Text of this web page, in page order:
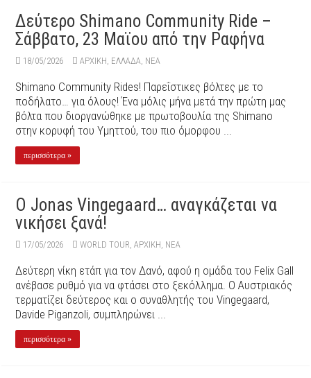
Δεύτερo Shimano Community Ride –
Σάββατο, 23 Μαϊου από την Ραφήνα
18/05/2026 ΑΡΧΙΚΉ, ΕΛΛΑΔΑ, ΝΕΑ
Shimano Community Rides! Παρεΐστικες βόλτες με το
ποδήλατο… για όλους! Ένα μόλις μήνα μετά την πρώτη μας
βόλτα που διοργανώθηκε με πρωτοβουλία της Shimano
στην κορυφή του Υμηττού, του πιο όμορφου ...
περισσότερα »
O Jonas Vingegaard… αναγκάζεται να
νικήσει ξανά!
17/05/2026 WORLD TOUR,ΑΡΧΙΚΉ, ΝΕΑ
Δεύτερη νίκη ετάπ για τον Δανό, αφού η ομάδα του Felix Gall
ανέβασε ρυθμό για να φτάσει στο ξεκόλλημα. Ο Αυστριακός
τερματίζει δεύτερος και ο συναθλητής του Vingegaard,
Davide Piganzoli, συμπληρώνει ...
περισσότερα »